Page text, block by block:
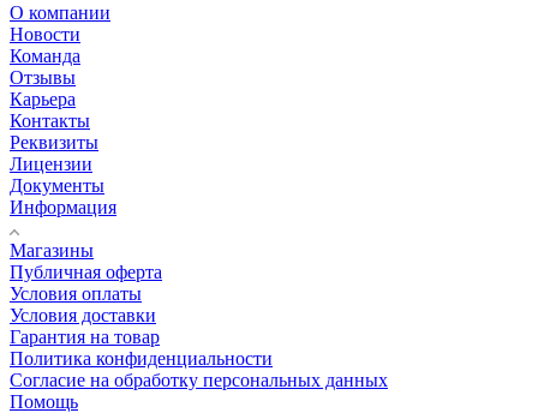
О компании
Новости
Команда
Отзывы
Карьера
Контакты
Реквизиты
Лицензии
Документы
Информация
Магазины
Публичная оферта
Условия оплаты
Условия доставки
Гарантия на товар
Политика конфиденциальности
Согласие на обработку персональных данных
Помощь